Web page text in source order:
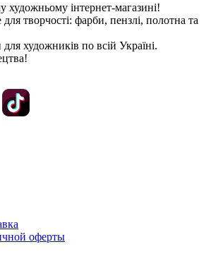
художньому інтернет-магазині!
творчості: фарби, пензлі, полотна та
художників по всій Україні.
оферты